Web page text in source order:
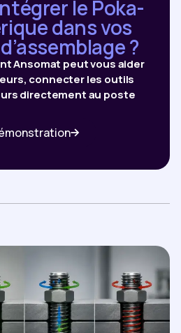
le Poka-
dans vos
?
Ansomat peut vous aider
connecter les outils
directement au poste